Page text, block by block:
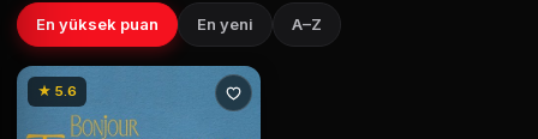
En yüksek puan En yeni A–Z
★ 5.6